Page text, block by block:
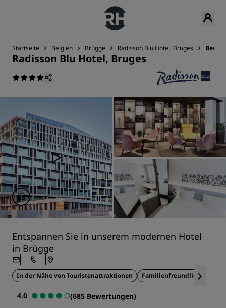
Startseite Belgien Brügge Radisson Blu Hotel, Bruges
Radisson Blu Hotel, Bruges
Entspannen Sie in unserem modernen Hotel
in Brügge
In der Nähe von Touristenattraktionen Familienfreundlich
4.0
(685 Bewertungen)